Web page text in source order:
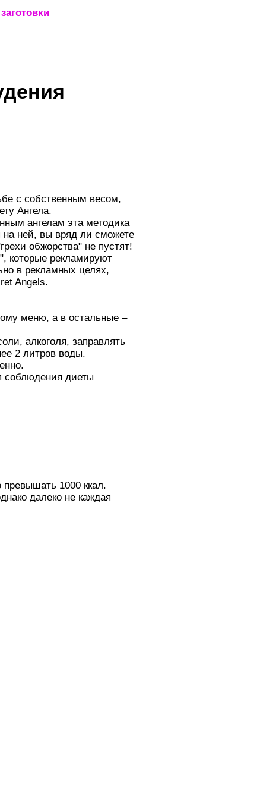
заготовки
с собственным весом,
Ангела.
ангелам эта методика
на ней, вы вряд ли сможете
обжорства" не пустят!
которые рекламируют
в рекламных целях,
Angels.
меню, а в остальные –
алкоголя, заправлять
2 литров воды.
соблюдения диеты
превышать 1000 ккал.
далеко не каждая